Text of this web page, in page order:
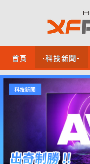
首頁 -科技新聞-